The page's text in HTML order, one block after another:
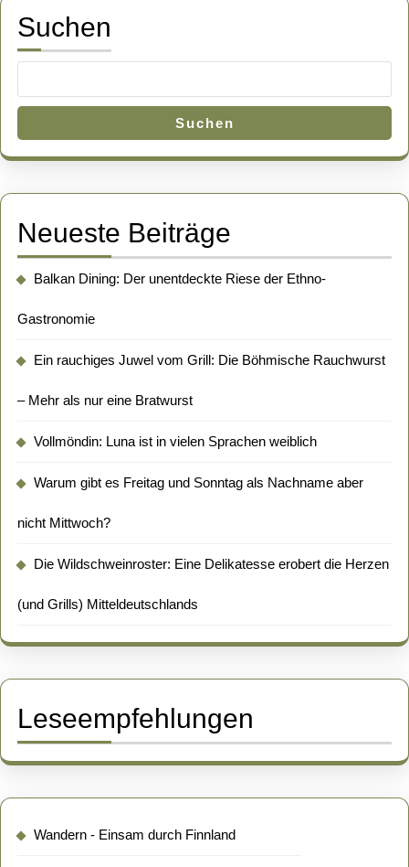
Suchen
Suchen
Neueste Beiträge
Balkan Dining: Der unentdeckte Riese der Ethno-
Gastronomie
Ein rauchiges Juwel vom Grill: Die Böhmische Rauchwurst
– Mehr als nur eine Bratwurst
Vollmöndin: Luna ist in vielen Sprachen weiblich
Warum gibt es Freitag und Sonntag als Nachname aber
nicht Mittwoch?
Die Wildschweinroster: Eine Delikatesse erobert die Herzen
(und Grills) Mitteldeutschlands
Leseempfehlungen
Wandern - Einsam durch Finnland